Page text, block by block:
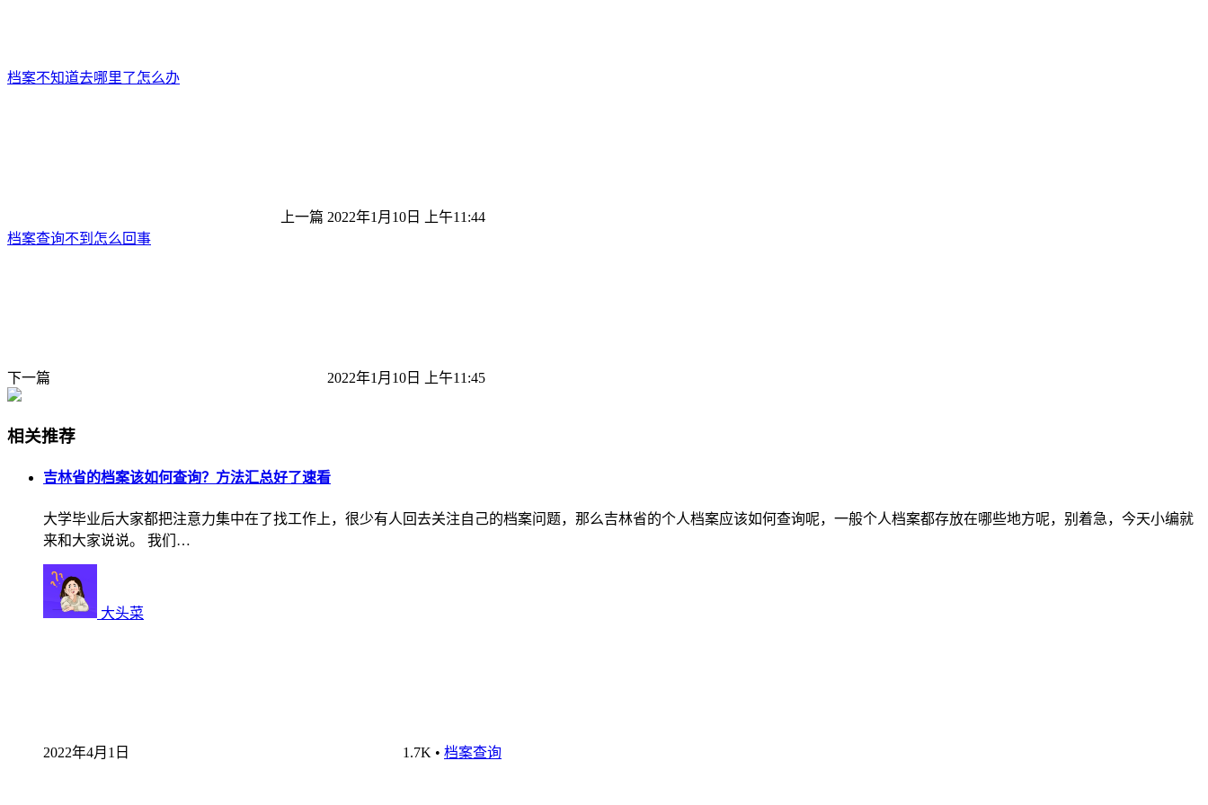
档案不知道去哪里了怎么办
上一篇 2022年1月10日 上午11:44
档案查询不到怎么回事
下一篇 2022年1月10日 上午11:45
相关推荐
吉林省的档案该如何查询？方法汇总好了速看
大学毕业后大家都把注意力集中在了找工作上，很少有人回去关注自己的档案问题，那么吉林省的个人档案应该如何查询呢，一般个人档案都存放在哪些地方呢，别着急，今天小编就
来和大家说说。 我们…
大头菜
2022年4月1日 1.7K • 档案查询